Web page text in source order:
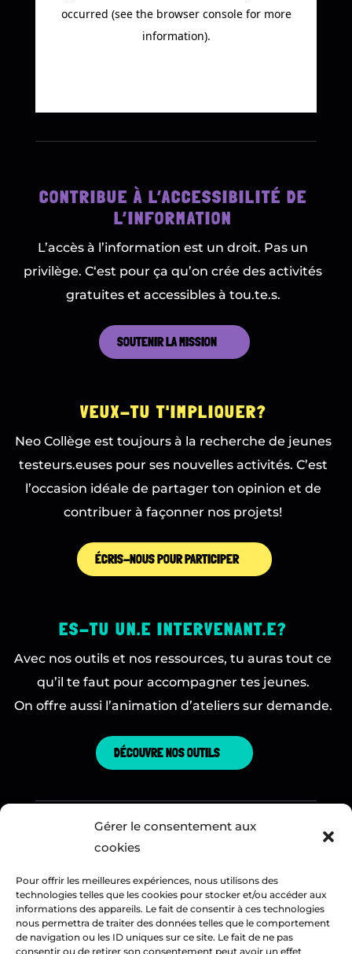
Gérer le consentement aux
cookies
Pour offrir les meilleures expériences, nous utilisons des
technologies telles que les cookies pour stocker et/ou accéder aux
informations des appareils. Le fait de consentir à ces technologies
nous permettra de traiter des données telles que le comportement
de navigation ou les ID uniques sur ce site. Le fait de ne pas
consentir ou de retirer son consentement peut avoir un effet
CONTRIBUE À L’ACCESSIBILITÉ DE
L’INFORMATION
L’accès à l’information est un droit. Pas un
privilège. C‘est pour ça qu’on crée des activités
gratuites et accessibles à tou.te.s.
SOUTENIR LA MISSION
VEUX-TU T'IMPLIQUER?
Neo Collège est toujours à la recherche de jeunes
testeurs.euses pour ses nouvelles activités. C’est
l’occasion idéale de partager ton opinion et de
contribuer à façonner nos projets!
ÉCRIS-NOUS POUR PARTICIPER
ES-TU UN.E INTERVENANT.E?
Avec nos outils et nos ressources, tu auras tout ce
qu’il te faut pour accompagner tes jeunes.
On offre aussi l’animation d’ateliers sur demande.
DÉCOUVRE NOS OUTILS
Suis-nous:
Situé à Tiohtiá:ke / Montréal, Neo Collège reconnaît
que ses locaux sont en territoire autochtone non cédé.